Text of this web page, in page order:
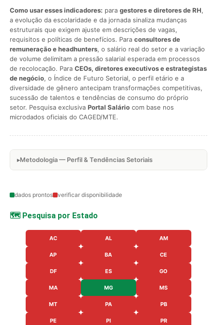
Como usar esses indicadores: para gestores e diretores de RH,
a evolução da escolaridade e da jornada sinaliza mudanças
estruturais que exigem ajuste em descrições de vagas,
requisitos e políticas de benefícios. Para consultores de
remuneração e headhunters, o salário real do setor e a variação
de volume delimitam a pressão salarial esperada em processos
de recolocação. Para CEOs, diretores executivos e estrategistas
de negócio, o Índice de Futuro Setorial, o perfil etário e a
diversidade de gênero antecipam transformações competitivas,
sucessão de talentos e tendências de consumo do próprio
setor. Pesquisa exclusiva Portal Salário com base nos
microdados oficiais do CAGED/MTE.
Metodologia — Perfil & Tendências Setoriais
dados prontos verificar disponibilidade
🗺️ Pesquisa por Estado
AC AL AM
AP BA CE
DF ES GO
MA MG MS
MT PA PB
PE PI PR